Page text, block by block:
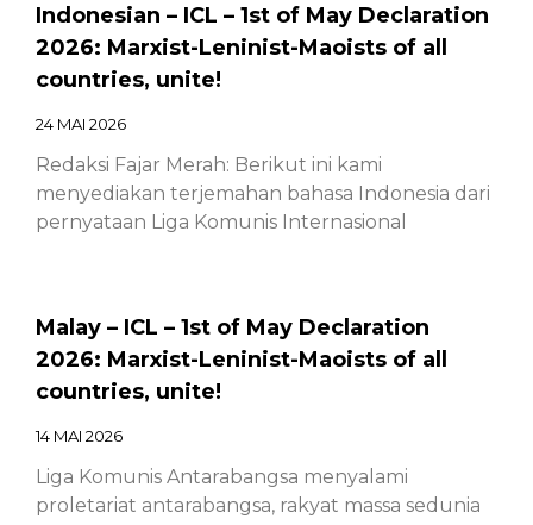
Indonesian – ICL – 1st of May Declaration
2026: Marxist-Leninist-Maoists of all
countries, unite!
24 MAI 2026
Redaksi Fajar Merah: Berikut ini kami
menyediakan terjemahan bahasa Indonesia dari
pernyataan Liga Komunis Internasional
Malay – ICL – 1st of May Declaration
2026: Marxist-Leninist-Maoists of all
countries, unite!
14 MAI 2026
Liga Komunis Antarabangsa menyalami
proletariat antarabangsa, rakyat massa sedunia